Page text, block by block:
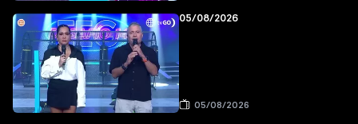
05/08/2026
05/08/2026